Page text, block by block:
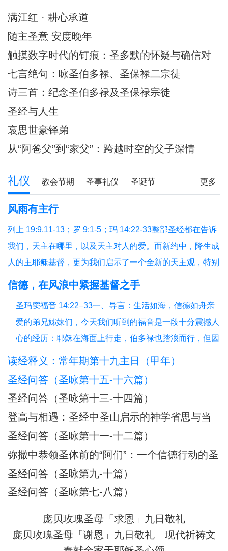
神圣舞台。天主教吃饭神学中所蕴含的灵修智慧，引领我们
到其中深刻的属灵启迪。在人类日常生活中，
满江红 · 耕心承道
随主圣意 安度晚年
触摸数字时代的钉痕：圣多默的怀疑与确信对
AI时代的信仰启迪
七言绝句：咏圣伯多禄、圣保禄二宗徒
诗三首：纪念圣伯多禄及圣保禄宗徒
圣经与人生
哀思世豪铎弟
从“阿爸父”到“家父”：跨越时空的父子深情
更多
礼仪 教会节期 圣事礼仪 圣诞节
圣经研读
风雨有主行
列上 19:9,11-13；罗 9:1-5；玛 14:22-33整部圣经都在告诉
我们，天主在哪里，以及天主对人的爱。而新约中，降生成
人的主耶稣基督，更为我们启示了一个全新的天主观，特别
是在艰难困苦中陪伴我们的天主，我们今天从三个方面反省
（3）有主就平安。1、祈祷与生活祈祷，就
信德，在风浪中紧握基督之手
圣玛窦福音 14:22–33一、导言：生活如海，信德如舟亲
爱的弟兄姊妹们，今天我们听到的福音是一段十分震撼人
心的经历：耶稣在海面上行走，伯多禄也踏浪而行，但因
恐惧而下沉，被耶稣所救。这不仅是一段神迹，更是一幅
活的试炼、恐惧、不安；船 = 教会与我们的信仰生活；
读经释义：常年期第十九主日（甲年）
圣经问答（圣咏第十五-十六篇）
圣经问答（圣咏第十三-十四篇）
登高与相遇：圣经中圣山启示的神学省思与当
代意义
圣经问答（圣咏第十一-十二篇）
弥撒中恭领圣体前的“阿们”：一个信德行动的圣
经根源与神学意蕴
圣经问答（圣咏第九-十篇）
圣经问答（圣咏第七-八篇）
庞贝玫瑰圣母「求恩」九日敬礼
庞贝玫瑰圣母「谢恩」九日敬礼
现代祈祷文